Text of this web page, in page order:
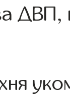
ДВП,